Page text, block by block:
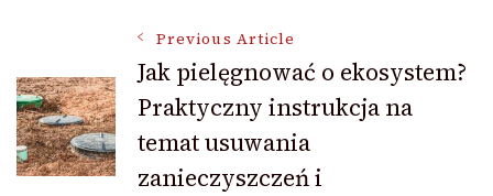
Navigation
Previous Article
Jak pielęgnować o ekosystem?
Praktyczny instrukcja na
temat usuwania
zanieczyszczeń i